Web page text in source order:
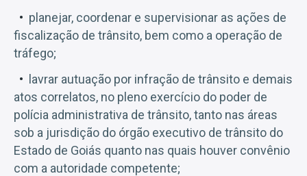
planejar, coordenar e supervisionar as ações de
fiscalização de trânsito, bem como a operação de
tráfego;
lavrar autuação por infração de trânsito e demais
atos correlatos, no pleno exercício do poder de
polícia administrativa de trânsito, tanto nas áreas
sob a jurisdição do órgão executivo de trânsito do
Estado de Goiás quanto nas quais houver convênio
com a autoridade competente;